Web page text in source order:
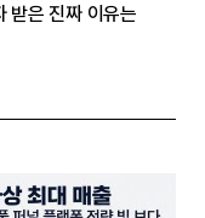
는 경기사이클 아닌 산업